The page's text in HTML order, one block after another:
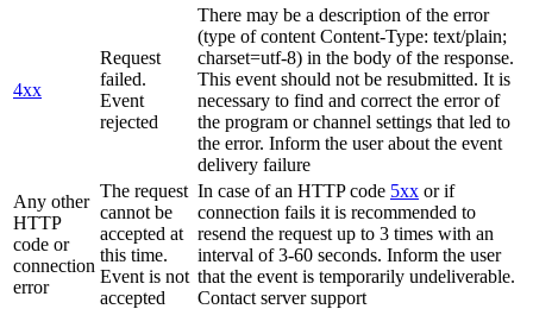
4xx
Request
failed.
Event
rejected
There may be a description of the error
(type of content Content-Type: text/plain;
charset=utf-8) in the body of the response.
This event should not be resubmitted. It is
necessary to find and correct the error of
the program or channel settings that led to
the error. Inform the user about the event
delivery failure
Any other
HTTP
code or
connection
error
The request
cannot be
accepted at
this time.
Event is not
accepted
In case of an HTTP code 5xx or if
connection fails it is recommended to
resend the request up to 3 times with an
interval of 3-60 seconds. Inform the user
that the event is temporarily undeliverable.
Contact server support